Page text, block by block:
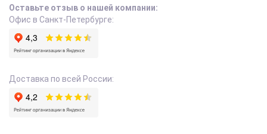
Оставьте отзыв о нашей компании:
Офис в Санкт-Петербурге:
Доставка по всей России: